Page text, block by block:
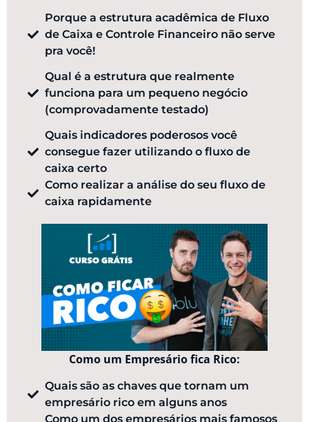
Porque a estrutura acadêmica de Fluxo
de Caixa e Controle Financeiro não serve
pra você!
Qual é a estrutura que realmente
funciona para um pequeno negócio
(comprovadamente testado)
Quais indicadores poderosos você
consegue fazer utilizando o fluxo de
caixa certo
Como realizar a análise do seu fluxo de
caixa rapidamente​
Como um Empresário fica Rico:
Quais são as chaves que tornam um
empresário rico em alguns anos
Como um dos empresários mais famosos